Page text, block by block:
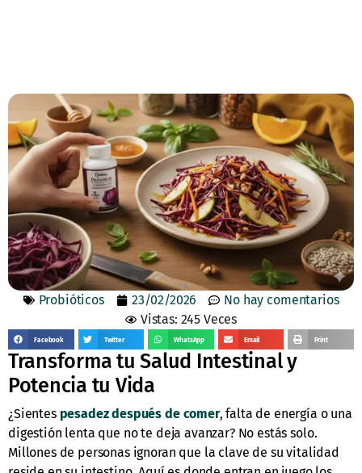
Probióticos 23/02/2026
No hay comentarios
Vistas: 245 Veces
Facebook Twitter WhatsApp Email Print
Transforma tu Salud Intestinal y
Potencia tu Vida
¿Sientes pesadez después de comer, falta de energía o una
digestión lenta que no te deja avanzar? No estás solo.
Millones de personas ignoran que la clave de su vitalidad